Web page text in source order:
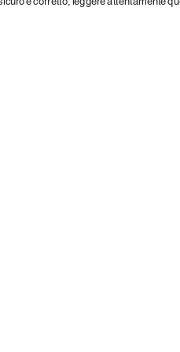
e corretto, leggere attentamente